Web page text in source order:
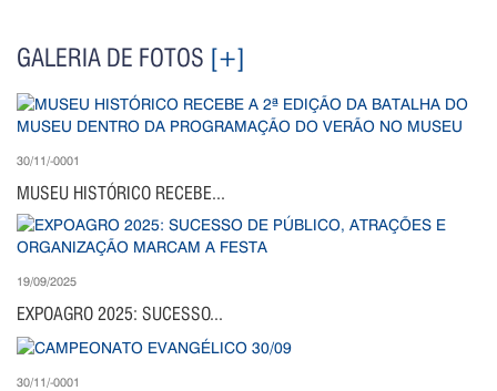
GALERIA DE FOTOS [+]
30/11/-0001
MUSEU HISTÓRICO RECEBE...
19/09/2025
EXPOAGRO 2025: SUCESSO...
30/11/-0001